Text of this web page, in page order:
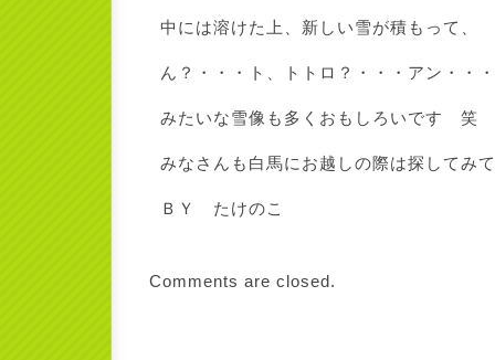
中には溶けた上、新しい雪が積もって、
ん？・・・ト、トトロ？・・・アン・・
みたいな雪像も多くおもしろいです 笑
みなさんも白馬にお越しの際は探してみ
ＢＹ たけのこ
Comments are closed.